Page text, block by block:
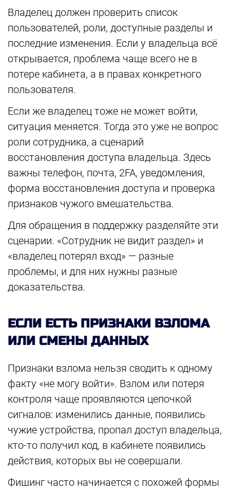
Владелец должен проверить список
пользователей, роли, доступные разделы и
последние изменения. Если у владельца всё
открывается, проблема чаще всего не в
потере кабинета, а в правах конкретного
пользователя.
Если же владелец тоже не может войти,
ситуация меняется. Тогда это уже не вопрос
роли сотрудника, а сценарий
восстановления доступа владельца. Здесь
важны телефон, почта, 2FA, уведомления,
форма восстановления доступа и проверка
признаков чужого вмешательства.
Для обращения в поддержку разделяйте эти
сценарии. «Сотрудник не видит раздел» и
«владелец потерял вход» — разные
проблемы, и для них нужны разные
доказательства.
ЕСЛИ ЕСТЬ ПРИЗНАКИ ВЗЛОМА
ИЛИ СМЕНЫ ДАННЫХ
Признаки взлома нельзя сводить к одному
факту «не могу войти». Взлом или потеря
контроля чаще проявляются цепочкой
сигналов: изменились данные, появились
чужие устройства, пропал доступ владельца,
кто-то получил код, в кабинете появились
действия, которых вы не совершали.
Фишинг часто начинается с похожей формы